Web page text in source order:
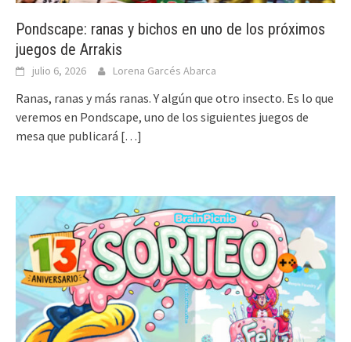
Pondscape: ranas y bichos en uno de los próximos
juegos de Arrakis
julio 6, 2026 Lorena Garcés Abarca
Ranas, ranas y más ranas. Y algún que otro insecto. Es lo que
veremos en Pondscape, uno de los siguientes juegos de
mesa que publicará […]